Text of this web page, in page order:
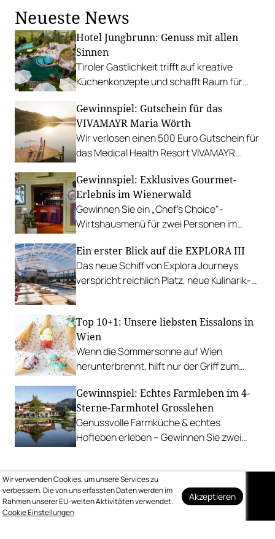
Neueste News
Hotel Jungbrunn: Genuss mit allen
Sinnen
Tiroler Gastlichkeit trifft auf kreative
Küchenkonzepte und schafft Raum für
Gewinnen Sie eine Auszeit in Tannheim.
Gewinnspiel: Gutschein für das
VIVAMAYR Maria Wörth
Wir verlosen einen 500 Euro Gutschein für
das Medical Health Resort VIVAMAYR
Gewinnspiel: Exklusives Gourmet-
Erlebnis im Wienerwald
Gewinnen Sie ein „Chef's Choice"-
Wirtshausmenü für zwei Personen im
Gumpoldskirchen.
Ein erster Blick auf die EXPLORA III
Das neue Schiff von Explora Journeys
verspricht reichlich Platz, neue Kulinarik-
Top 10+1: Unsere liebsten Eissalons in
Wien
Wenn die Sommersonne auf Wien
herunterbrennt, hilft nur der Griff zum
uns am liebsten ab.
Gewinnspiel: Echtes Farmleben im 4-
Sterne-Farmhotel Grosslehen
Genussvolle Farmküche & echtes
Hofleben erleben – Gewinnen Sie zwei
Auf dem Laufenden
Wir verwenden Cookies, um unsere Services zu
verbessern. Die von uns erfassten Daten werden im
Rahmen unserer EU-weiten Aktivitäten verwendet.
Cookie Einstellungen
Akzeptieren